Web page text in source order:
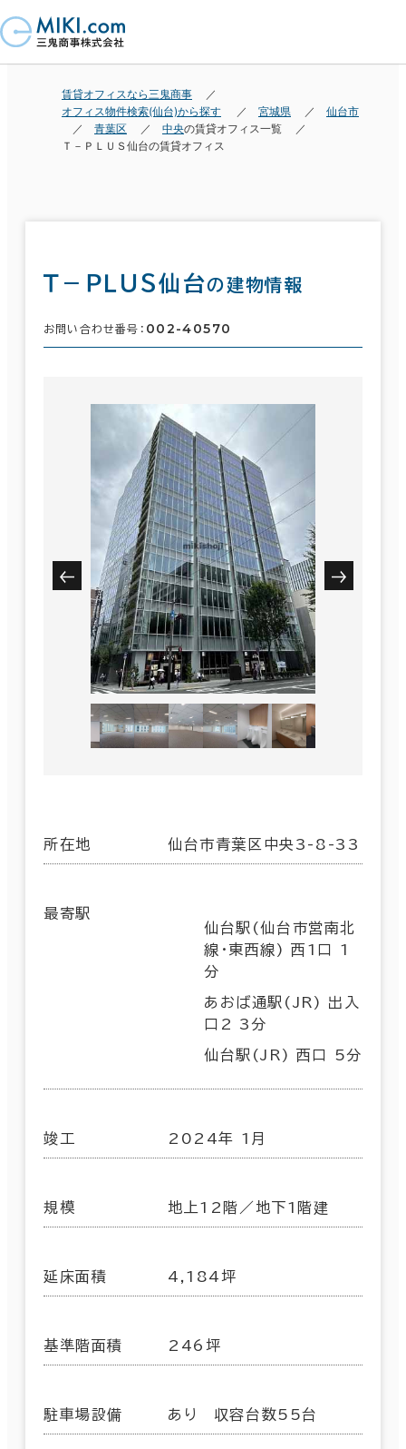
賃貸オフィスなら三鬼商事
オフィス物件検索(仙台)から探す
宮城県
仙台市
青葉区
中央の賃貸オフィス一覧
Ｔ－ＰＬＵＳ仙台の賃貸オフィス
Ｔ－ＰＬＵＳ仙台の建物情報
お問い合わせ番号： 002-40570
所在地 仙台市青葉区中央3-8-33
最寄駅
仙台駅(仙台市営南北
線･東西線) 西1口 1
分
あおば通駅(JR) 出入
口2 3分
仙台駅(JR) 西口 5分
竣工 2024年 1月
規模 地上12階／地下1階建
延床面積 4,184坪
基準階面積 246坪
駐車場設備 あり 収容台数55台